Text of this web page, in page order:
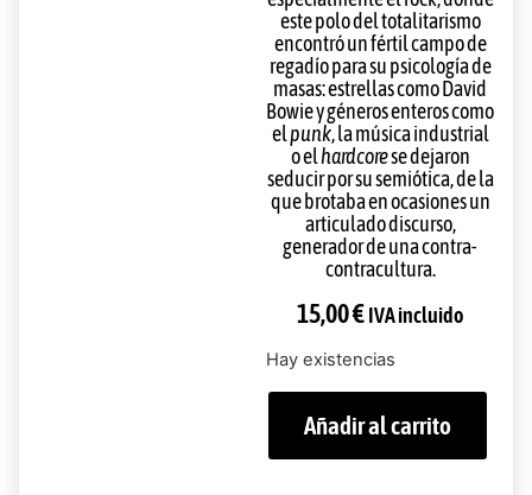
este polo del totalitarismo
encontró un fértil campo de
regadío para su psicología de
masas: estrellas como David
Bowiey géneros enteros como
elpunk, la música industrial
o elhardcorese dejaron
seducir por su semiótica, de la
que brotaba en ocasiones un
articulado discurso,
generador de unacontra-
contracultura.
15,00€IVA incluido
Hay existencias
Añadir al carrito